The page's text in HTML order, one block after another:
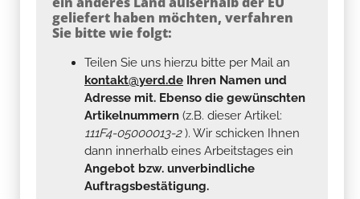
geliefert haben möchten, verfahren
Sie bitte wie folgt:
Teilen Sie uns hierzu bitte per Mail an
kontakt@yerd.de Ihren Namen und
Adresse mit. Ebenso die gewünschten
Artikelnummern (z.B. dieser Artikel:
111F4-05000013-2). Wir schicken Ihnen
dann innerhalb eines Arbeitstages ein
Angebot bzw. unverbindliche
Auftragsbestätigung.